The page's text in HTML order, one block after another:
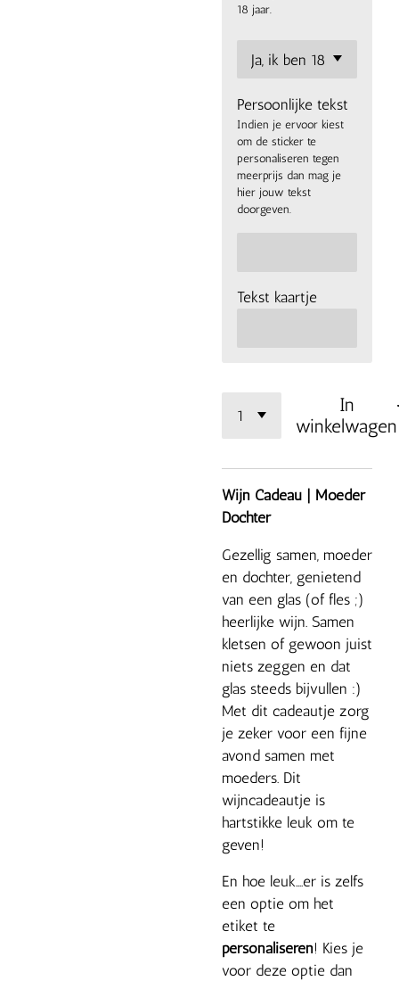
18 jaar.
Persoonlijke tekst
Indien je ervoor kiest
om de sticker te
personaliseren tegen
meerprijs dan mag je
hier jouw tekst
doorgeven.
Tekst kaartje
In
winkelwagen
Wijn Cadeau | Moeder
Dochter
Gezellig samen, moeder
en dochter, genietend
van een glas (of fles ;)
heerlijke wijn. Samen
kletsen of gewoon juist
niets zeggen en dat
glas steeds bijvullen :)
Met dit cadeautje zorg
je zeker voor een fijne
avond samen met
moeders. Dit
wijncadeautje is
hartstikke leuk om te
geven!
En hoe leuk....er is zelfs
een optie om het
etiket te
personaliseren! Kies je
voor deze optie dan